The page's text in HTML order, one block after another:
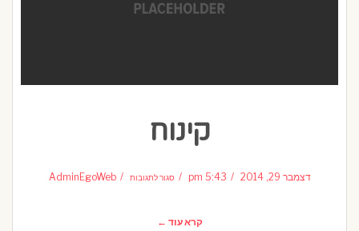
קינוח
דצמבר 29, 2014 5:43 pm סגור לתגובות קינוחAdminEgoWeb
קרא עוד ←